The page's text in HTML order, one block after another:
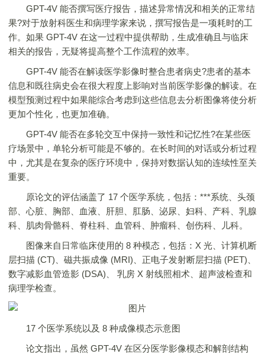
GPT-4V 能否撰写医疗报告，描述异常情况和相关的正常结
果?对于放射科医生和病理学家来说，撰写报告是一项耗时的工
作。如果 GPT-4V 在这一过程中提供帮助，生成准确且与临床
相关的报告，无疑将提高整个工作流程的效率。
GPT-4V 能否在解读医学影像时整合患者病史?患者的基本
信息和既往病史会在很大程度上影响对当前医学影像的解读。在
模型预测过程中如果能综合考虑到这些信息去分析图像将使分析
更加个性化，也更加准确。
GPT-4V 能否在多轮交互中保持一致性和记忆性?在某些医
疗场景中，单轮分析可能是不够的。在长时间的对话或分析过程
中，尤其是在复杂的医疗环境中，保持对数据认知的连续性至关
重要。
原论文的评估涵盖了 17 个医学系统，包括：***系统、头颈
部、心脏、胸部、血液、肝胆、肛肠、泌尿、妇科、产科、乳腺
科、肌肉骨骼科、脊柱科、血管科、肿瘤科、创伤科、儿科。
图像来自日常临床使用的 8 种模态，包括：X 光、计算机断
层扫描 (CT)、磁共振成像 (MRI)、正电子发射断层扫描 (PET)、
数字减影血管造影 (DSA)、 乳房 X 射线照相术、超声波检查和
病理学检查。
17 个医学系统以及 8 种成像模态示意图
论文指出，虽然 GPT-4V 在区分医学影像模态和解剖结构